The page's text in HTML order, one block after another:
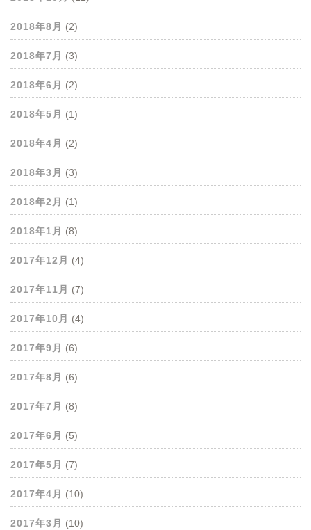
2018年8月 (2)
2018年7月 (3)
2018年6月 (2)
2018年5月 (1)
2018年4月 (2)
2018年3月 (3)
2018年2月 (1)
2018年1月 (8)
2017年12月 (4)
2017年11月 (7)
2017年10月 (4)
2017年9月 (6)
2017年8月 (6)
2017年7月 (8)
2017年6月 (5)
2017年5月 (7)
2017年4月 (10)
2017年3月 (10)